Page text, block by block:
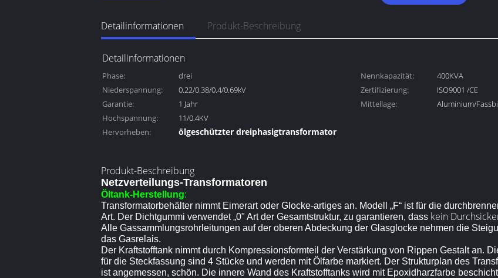
Detailinformationen Produkt-Beschreibung
Detailinformationen
Phase: drei Nennkapazität:
400KVA
Niederspannung:
0.22/0.38/0.4/0.69kV Zertifizierung:
ISO9001 /CE
Garantie:
1 Jahr Mittellage:
Aluminium/
Hochspannung:
11/0.4KV
Hervorheben:
ölgeschützter dreiphasigtransformator
Verteilungstransformator
Produkt-Beschreibung
Netzverteilungs-Transformatoren
Öltank-Herstellung:
Transformatorbehälter nimmt Eimerart oder Glocke-artiges an. Modell „F“ ist für die
Art. Der Dichtgummi verwendet „0" Art der Gesamtstruktur, zu garantieren, dass kein
Alle Gassammlungsrohrleitungen auf der oberen Abdeckung der Glasglocke nehmen die
das Gasrelais.
Der Kraftstofftank nimmt durch Kompressionsformteil der Verstärkung von Rippen Gestalt an.
für die Steckfassung sind 4 Stücke und werden mit Ölfarbe markiert. Der Strukturplan des
ist angemessen, schön. Die innere Wand des Kraftstofftanks wird mit Epoxidharzfarbe